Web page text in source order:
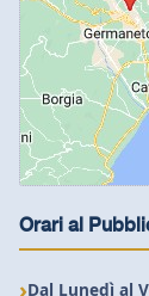
Orari al
Dal Lunedì al